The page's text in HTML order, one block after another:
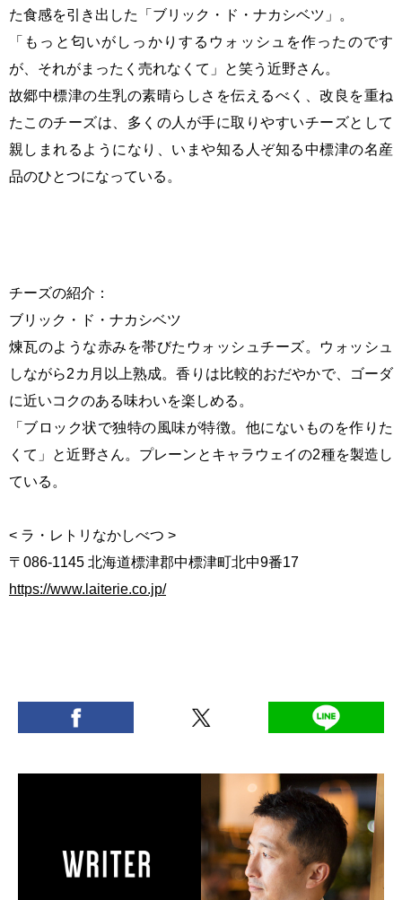
た食感を引き出した「ブリック・ド・ナカシベツ」。
「もっと匂いがしっかりするウォッシュを作ったのです
が、それがまったく売れなくて」と笑う近野さん。
故郷中標津の生乳の素晴らしさを伝えるべく、改良を重ね
たこのチーズは、多くの人が手に取りやすいチーズとして
親しまれるようになり、いまや知る人ぞ知る中標津の名産
品のひとつになっている。
チーズの紹介：
ブリック・ド・ナカシベツ
煉瓦のような赤みを帯びたウォッシュチーズ。ウォッシュ
しながら2カ月以上熟成。香りは比較的おだやかで、ゴーダ
に近いコクのある味わいを楽しめる。
「ブロック状で独特の風味が特徴。他にないものを作りた
くて」と近野さん。プレーンとキャラウェイの2種を製造し
ている。
< ラ・レトリなかしべつ >
〒086-1145 北海道標津郡中標津町北中9番17
https://www.laiterie.co.jp/